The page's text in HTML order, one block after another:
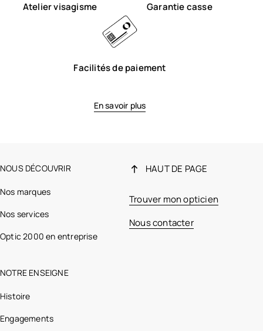
Atelier visagisme Garantie casse
Facilités de paiement
En savoir plus
NOUS DÉCOUVRIR
Nos marques
Nos services
Optic 2000 en entreprise
NOTRE ENSEIGNE
Histoire
Engagements
HAUT DE PAGE
Trouver mon opticien
Nous contacter